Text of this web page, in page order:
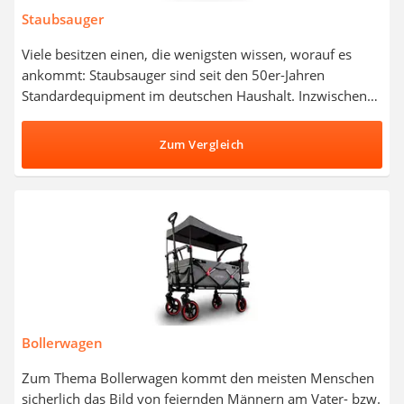
Staubsauger
Viele besitzen einen, die wenigsten wissen, worauf es
ankommt: Staubsauger sind seit den 50er-Jahren
Standardequipment im deutschen Haushalt. Inzwischen
unterschiedliche Einsatzgebiete herausgebildet. Hier den
Überblick zu behalten, ist nicht immer einfach.
Staubsauger-Tests legen häufig Wert auf eine hohe
Betrieb. Wählen Sie jetzt einen Bodenstaubsauger aus
unserer Vergleichstabelle, welcher dank beutelloser
Nutzung umweltfreundlich daherkommt.
Zum Vergleich
Bollerwagen
Zum Thema Bollerwagen kommt den meisten Menschen
sicherlich das Bild von feiernden Männern am Vater- bzw.